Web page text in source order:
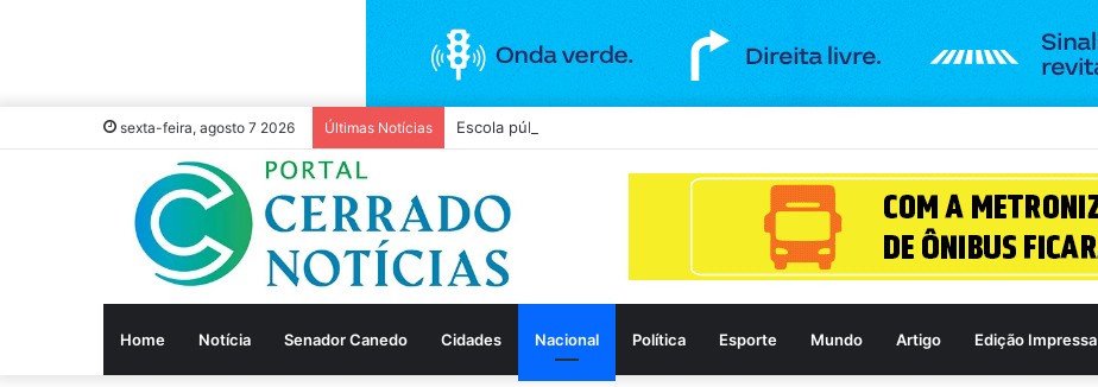
sexta-feira, agosto 7 2026 Últimas Notícias Escola pública de Goiânia recebe espetáculo teatral gratuito na próxima terça-feira (11)
Home Notícia Senador Canedo Cidades Nacional Política Esporte Mundo Artigo Edição Impressa